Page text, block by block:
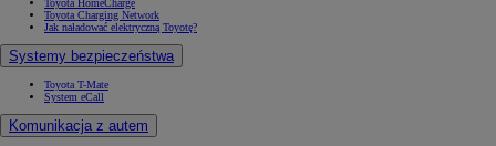
Toyota HomeCharge
Toyota Charging Network
Jak naładować elektryczną Toyotę?
Systemy bezpieczeństwa
Toyota T-Mate
System eCall
Komunikacja z autem